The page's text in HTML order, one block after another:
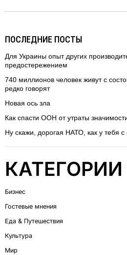
ПОСЛЕДНИЕ ПОСТЫ
Для Украины опыт других
предостережением
740 миллионов человек живут с
редко говорят
Новая ось зла
Как спасти ООН от утраты
Ну скажи, дорогая НАТО, как у тебя с
КАТЕГОРИИ
Бизнес
Гостевые мнения
Еда & Путешествия
Культура
Мир